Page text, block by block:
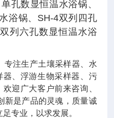
孔数显恒温水浴锅、
浴锅、SH-4双列四孔
列六孔数显恒温水浴
专注生产土壤采样器、水
器、浮游生物采样器、污
迎广大客户前来咨询、
新是产品的灵魂，质量诚
足专业，以求发展。